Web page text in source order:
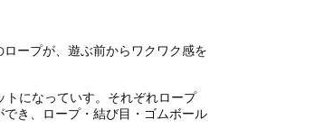
ープが、遊ぶ前からワクワク感を
になっていす。それぞれロープ
き、ロープ・結び目・ゴムボール